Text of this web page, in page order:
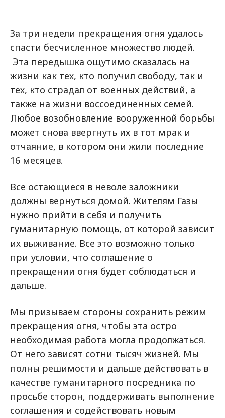
За три недели прекращения огня удалось
спасти бесчисленное множество людей.
Эта передышка ощутимо сказалась на
жизни как тех, кто получил свободу, так и
тех, кто страдал от военных действий, а
также на жизни воссоединенных семей.
Любое возобновление вооруженной борьбы
может снова ввергнуть их в тот мрак и
отчаяние, в котором они жили последние
16 месяцев.
Все остающиеся в неволе заложники
должны вернуться домой. Жителям Газы
нужно прийти в себя и получить
гуманитарную помощь, от которой зависит
их выживание. Все это возможно только
при условии, что соглашение о
прекращении огня будет соблюдаться и
дальше.
Мы призываем стороны сохранить режим
прекращения огня, чтобы эта остро
необходимая работа могла продолжаться.
От него зависят сотни тысяч жизней. Мы
полны решимости и дальше действовать в
качестве гуманитарного посредника по
просьбе сторон, поддерживать выполнение
соглашения и содействовать новым